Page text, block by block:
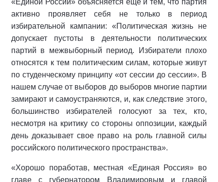
активно проявляет себя не только в период
избирательной кампании: «Политическая жизнь не
допускает пустоты в деятельности политических
партий в межвыборный период. Избиратели плохо
относятся к тем политическим силам, которые живут
по студенческому принципу «от сессии до сессии». В
нашем случае от выборов до выборов многие партии
замирают и самоустраняются, и, как следствие этого,
большинство избирателей голосуют за тех, кто,
несмотря на критику со стороны оппозиции, каждый
день доказывает свое право на роль главной силы
российского политического пространства».
«Хорошо поработав, местная «Единая Россия» во
главе с губернатором Владимировым и главой